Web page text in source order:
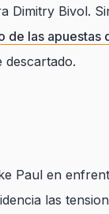
Dimitry Bivol.
de las apuestas
descartado.
Paul en
las